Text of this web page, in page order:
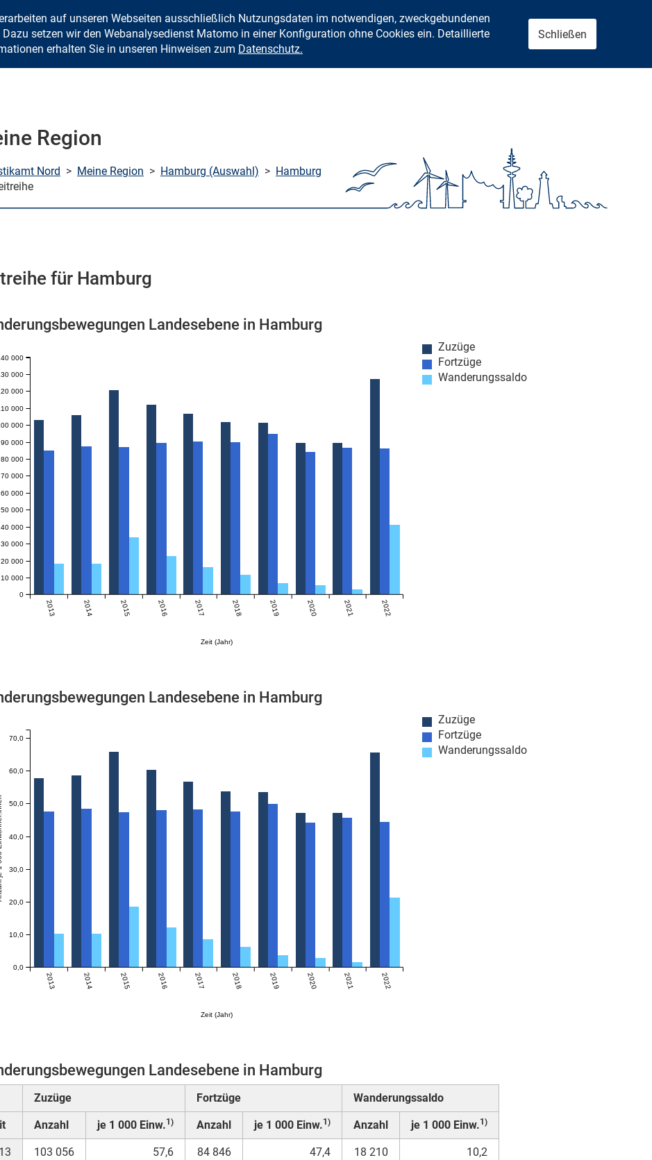
Zum Inhalt springen
(Mikrozensus)
auf unseren Webseiten ausschließlich Nutzungsdaten im notwendigen, zweckgebundenen
setzen wir den Webanalysedienst Matomo in einer Konfiguration ohne Cookies ein. Detaillierte
erhalten Sie in unseren Hinweisen zum Datenschutz.
Schließen
Region
Nord > Meine Region > Hamburg (Auswahl) > Hamburg
für Hamburg
Landesebene in Hamburg
Zuzüge
Fortzüge
Wanderungssaldo
Zeit (Jahr)
2013 2014 2015 2016 2017 2018 2019 2020 2021 2022
0
10 000
20 000
30 000
40 000
50 000
60 000
70 000
80 000
90 000
000
000
000
000
000
Landesebene in Hamburg
Zuzüge
Fortzüge
Wanderungssaldo
Zeit (Jahr)
2013 2014 2015 2016 2017 2018 2019 2020 2021 2022
0,0
10,0
20,0
30,0
40,0
50,0
60,0
70,0
Landesebene in Hamburg
Zuzüge Fortzüge Wanderungssaldo
Anzahl je 1 000 Einw.1) Anzahl je 1 000 Einw.1) Anzahl je 1 000 Einw.1)
103 056 57,6 84 846 47,4 18 210 10,2